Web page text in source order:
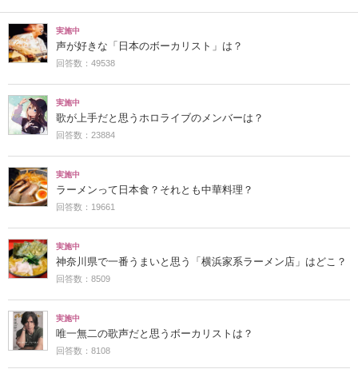
実施中
声が好きな「日本のボーカリスト」は？
回答数：49538
実施中
歌が上手だと思うホロライブのメンバーは？
回答数：23884
実施中
ラーメンって日本食？それとも中華料理？
回答数：19661
実施中
神奈川県で一番うまいと思う「横浜家系ラーメン店」はどこ？
回答数：8509
実施中
唯一無二の歌声だと思うボーカリストは？
回答数：8108